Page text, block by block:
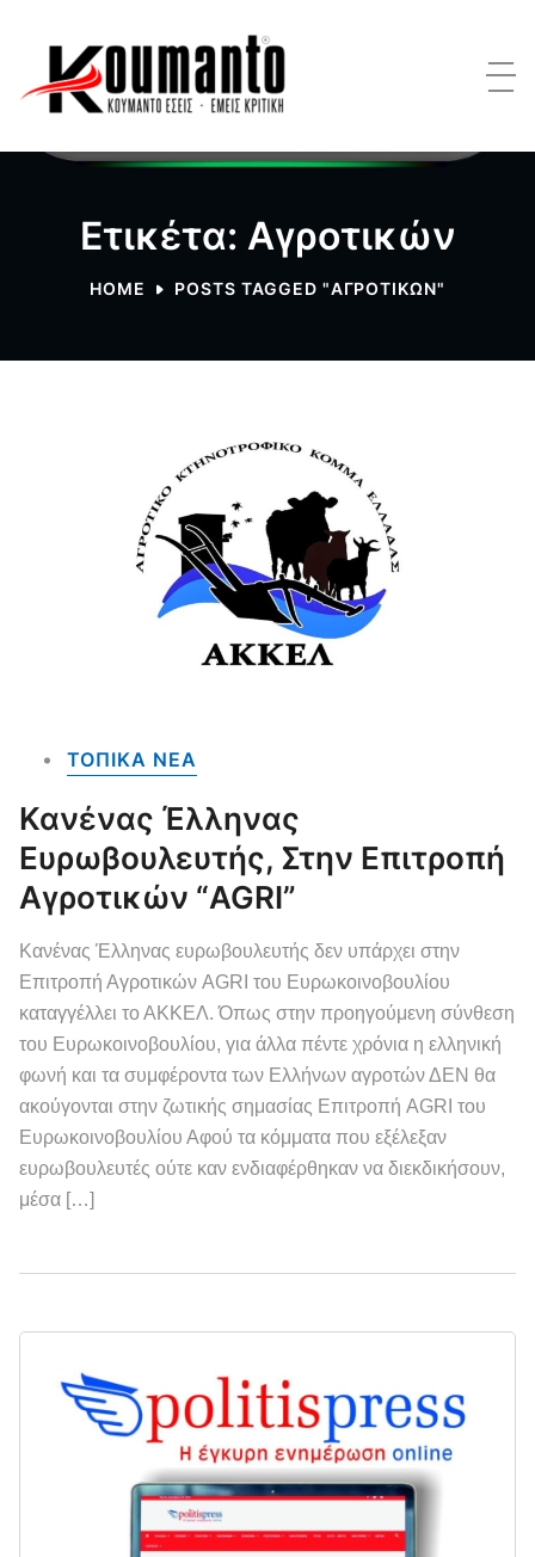
Ετικέτα: Αγροτικών
HOME POSTS TAGGED "ΑΓΡΟΤΙΚΏΝ"
ΤΟΠΙΚΑ NEA
Κανένας Έλληνας
Ευρωβουλευτής, Στην Επιτροπή
Αγροτικών “AGRI”
Κανένας Έλληνας ευρωβουλευτής δεν υπάρχει στην
Επιτροπή Αγροτικών AGRI του Ευρωκοινοβουλίου
καταγγέλλει το ΑΚΚΕΛ. Όπως στην προηγούμενη σύνθεση
του Ευρωκοινοβουλίου, για άλλα πέντε χρόνια η ελληνική
φωνή και τα συμφέροντα των Ελλήνων αγροτών ΔΕΝ θα
ακούγονται στην ζωτικής σημασίας Επιτροπή AGRI του
Ευρωκοινοβουλίου Αφού τα κόμματα που εξέλεξαν
ευρωβουλευτές ούτε καν ενδιαφέρθηκαν να διεκδικήσουν,
μέσα […]